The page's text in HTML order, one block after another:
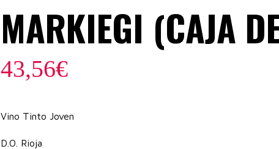
MARKIEGI (CAJA
43,56€
Vino Tinto Joven
D.O. Rioja